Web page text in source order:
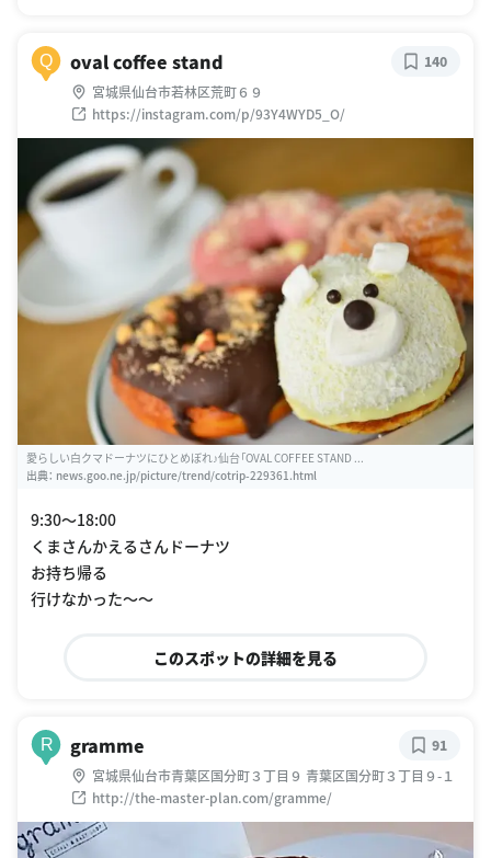
Q oval coffee stand
宮城県仙台市若林区荒町６９
https://instagram.com/p/93Y4WYD5_O/
140
愛らしい白クマドーナツにひとめぼれ♪仙台「OVAL COFFEE STAND ...
出典： news.goo.ne.jp/picture/trend/cotrip-229361.html
9:30〜18:00
くまさんかえるさんドーナツ
お持ち帰る
行けなかった〜〜
このスポットの詳細を見る
R gramme
宮城県仙台市青葉区国分町３丁目９ 青葉区国分町３丁目９-１
http://the-master-plan.com/gramme/
91